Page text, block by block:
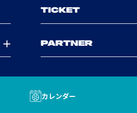
TICKET
PARTNER
カレンダー